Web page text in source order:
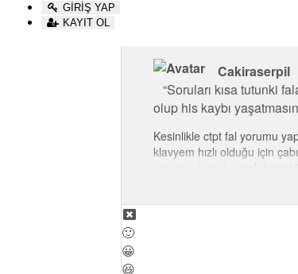
GİRİŞ YAP
KAYIT OL
Cakiraserpil
Soruları kısa tutunki
olup his kaybı
Kesinlikle ctpt fal yorumu
klavyem hızlı olduğu için
yorumu demek emek hırsızlığı.
🙂
😀
😆